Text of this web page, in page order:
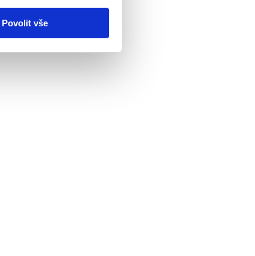
Povolit vše